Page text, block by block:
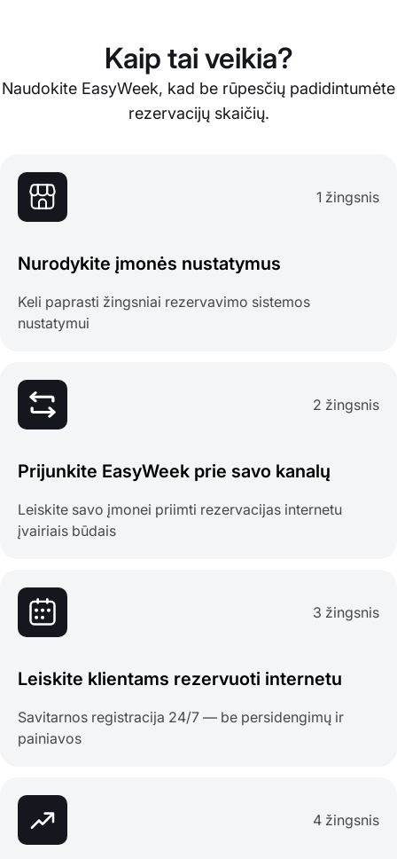
Kaip tai veikia?
Naudokite EasyWeek, kad be rūpesčių padidintumėte
rezervacijų skaičių.
1 žingsnis
Nurodykite įmonės nustatymus
Keli paprasti žingsniai rezervavimo sistemos
nustatymui
2 žingsnis
Prijunkite EasyWeek prie savo kanalų
Leiskite savo įmonei priimti rezervacijas internetu
įvairiais būdais
3 žingsnis
Leiskite klientams rezervuoti internetu
Savitarnos registracija 24/7 — be persidengimų ir
painiavos
4 žingsnis